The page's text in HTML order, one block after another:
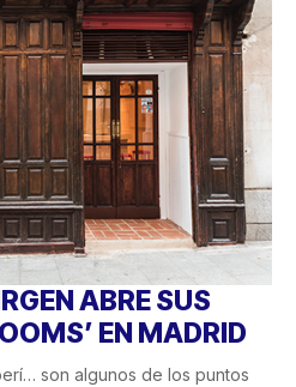
ABRE SUS
EN MADRID
son algunos de los puntos